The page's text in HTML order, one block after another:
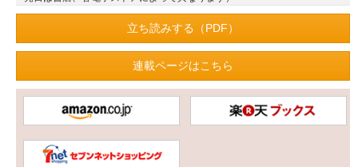
立ち読みする（PDF）
連載ページはこちら